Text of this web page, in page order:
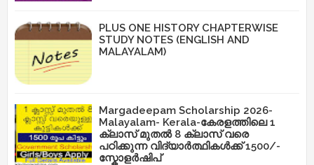
PLUS ONE HISTORY CHAPTERWISE
STUDY NOTES (ENGLISH AND
MALAYALAM)
Margadeepam Scholarship 2026-
Malayalam- Kerala-കേരളത്തിലെ 1
ക്ലാസ് മുതൽ 8 ക്ലാസ് വരെ
പഠിക്കുന്ന വിദ്യാർത്ഥികൾക്ക് 1500/-
സ്കോളർഷിപ്